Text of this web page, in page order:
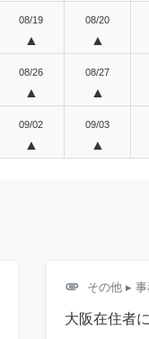
08/19
▲
08/20
▲
08/26
▲
08/27
▲
09/02
▲
09/03
▲
attachment その他 ▸ 事
大阪在住者